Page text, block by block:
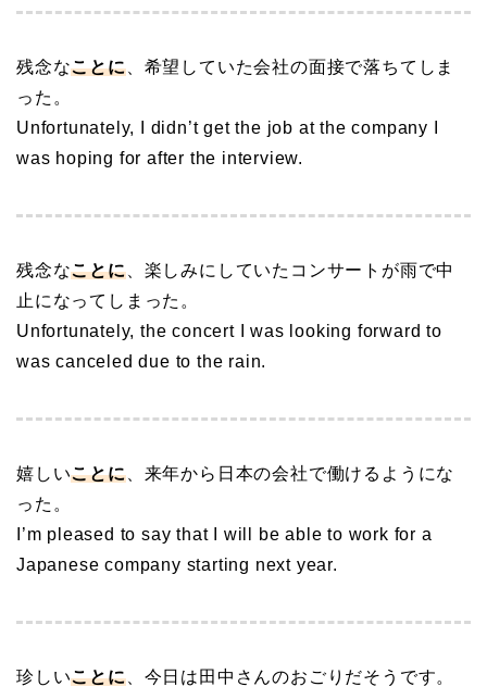
残念なことに、希望していた会社の面接で落ちてしま
った。
Unfortunately, I didn’t get the job at the company I
was hoping for after the interview.
残念なことに、楽しみにしていたコンサートが雨で中
止になってしまった。
Unfortunately, the concert I was looking forward to
was canceled due to the rain.
嬉しいことに、来年から日本の会社で働けるようにな
った。
I’m pleased to say that I will be able to work for a
Japanese company starting next year.
珍しいことに、今日は田中さんのおごりだそうです。